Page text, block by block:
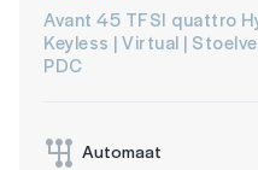
Avant 45 TFSI quattro
Keyless | Virtual |
PDC
Automaat